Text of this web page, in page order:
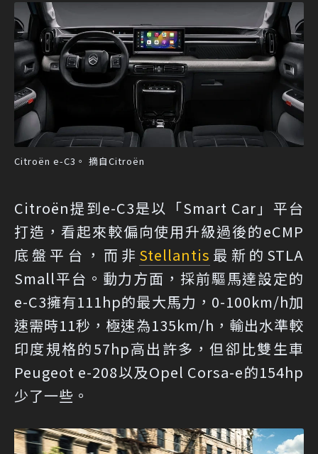
Citroën e-C3。 摘自Citroën
Citroën提到e-C3是以「Smart Car」平台
打造，看起來較偏向使用升級過後的eCMP
底盤平台，而非 Stellantis 最新的STLA
Small平台。動力方面，採前驅馬達設定的
e-C3擁有111hp的最大馬力，0-100km/h加
速需時11秒，極速為135km/h，輸出水準較
印度規格的57hp高出許多，但卻比雙生車
Peugeot e-208以及Opel Corsa-e的154hp
少了一些。